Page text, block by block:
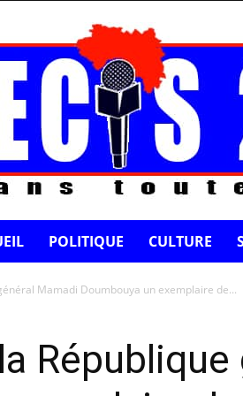
POLITIQUE CULTURE
Mamadi Doumbouya un exemplaire de...